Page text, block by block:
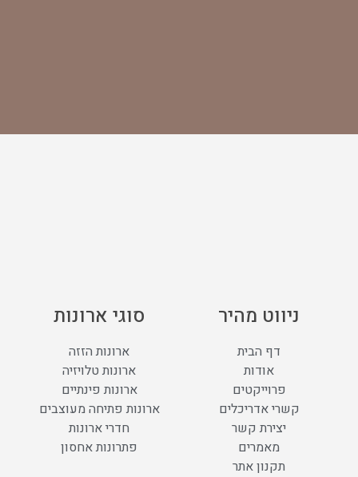
ניווט מהיר
דף הבית
אודות
פרוייקטים
קשרי אדריכלים
יצירת קשר
מאמרים
תקנון אתר
סוגי ארונות
ארונות הזזה
ארונות טלויזיה
ארונות פינתיים
ארונות פתיחה מעוצבים
חדרי ארונות
פתרונות אחסון